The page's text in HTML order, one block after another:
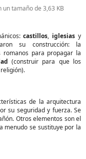
un tamaño de 3,63 KB
castillos, iglesias y
su construcción: la
romanos para propagar la
(construir para que los
de la arquitectura
su seguridad y fuerza. Se
Otros elementos son el
menudo se sustituye por la